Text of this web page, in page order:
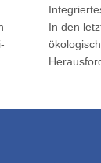
In den
ökologische